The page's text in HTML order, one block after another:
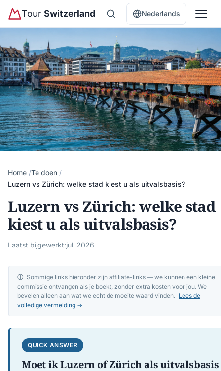
Tour Switzerland Nederlands
Home Te doen
Luzern vs Zürich: welke stad kiest u als uitvalsbasis?
Luzern vs Zürich: welke stad
kiest u als uitvalsbasis?
Laatst bijgewerkt:juli 2026
ⓘ Sommige links hieronder zijn affiliate-links — we kunnen een kleine
commissie ontvangen als je boekt, zonder extra kosten voor jou. We
bevelen alleen aan wat we echt de moeite waard vinden. Lees de
volledige vermelding →
QUICK ANSWER
Moet ik Luzern of Zürich als uitvalsbasis